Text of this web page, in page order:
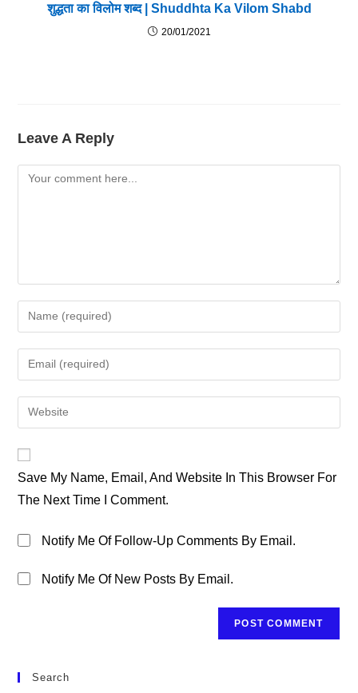
शुद्धता का विलोम शब्द | Shuddhta Ka Vilom Shabd
20/01/2021
Leave A Reply
Comment
Enter
Your
Name
Or
To
Comment
Enter
Your
Email
Address
Enter
Your
URL
(optional)
Save My Name, Email, And Website In This Browser For
The Next Time I Comment.
Notify Me Of Follow-Up Comments By Email.
Notify Me Of New Posts By Email.
Search